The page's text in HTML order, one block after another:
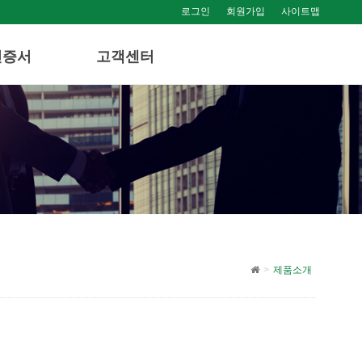
로그인 회원가입 사이트맵
서 고객센터
제품소개